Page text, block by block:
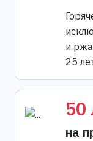
и
25
50
на